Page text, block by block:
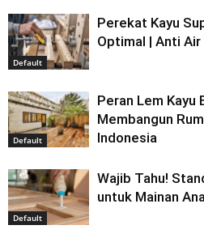
Default
Perekat Kayu
Optimal | Anti Air
Default
Peran Lem Kayu
Membangun
Indonesia
Default
Wajib Tahu!
untuk Mainan